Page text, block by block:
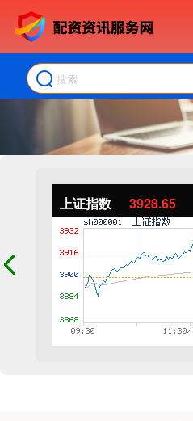
上证指数 3928.65